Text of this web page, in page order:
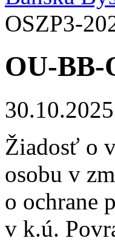
OSZP3-
OU-BB-
30.10.2025
Žiadosť o
osobu v
o ochrane
v k.ú.